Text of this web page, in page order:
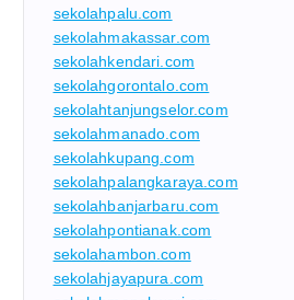
sekolahpalu.com
sekolahmakassar.com
sekolahkendari.com
sekolahgorontalo.com
sekolahtanjungselor.com
sekolahmanado.com
sekolahkupang.com
sekolahpalangkaraya.com
sekolahbanjarbaru.com
sekolahpontianak.com
sekolahambon.com
sekolahjayapura.com